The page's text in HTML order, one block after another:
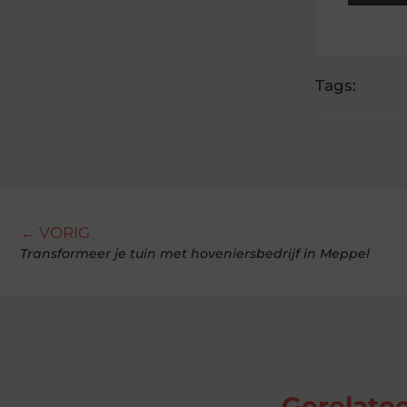
Tags:
← VORIG
Transformeer je tuin met hoveniersbedrijf in Meppel